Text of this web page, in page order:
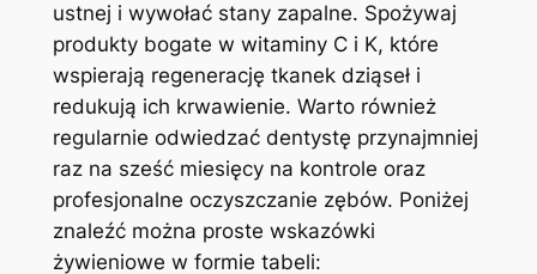
ustnej i wywołać stany zapalne. Spożywaj
produkty bogate w witaminy C i K, które
wspierają regenerację tkanek dziąseł i
redukują ich krwawienie. Warto również
regularnie odwiedzać dentystę przynajmniej
raz na sześć miesięcy na kontrole oraz
profesjonalne oczyszczanie zębów. Poniżej
znaleźć można proste wskazówki
żywieniowe w formie tabeli: